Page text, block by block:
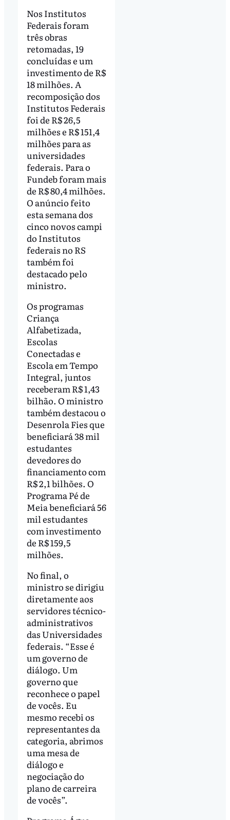
Nos Institutos
Federais foram
três obras
retomadas, 19
concluídas e um
investimento de R$
18 milhões. A
recomposição dos
Institutos Federais
foi de R$ 26,5
milhões e R$ 151,4
milhões para as
universidades
federais. Para o
Fundeb foram mais
de R$ 80,4 milhões.
O anúncio feito
esta semana dos
cinco novos campi
do Institutos
federais no RS
também foi
destacado pelo
ministro.
Os programas
Criança
Alfabetizada,
Escolas
Conectadas e
Escola em Tempo
Integral, juntos
receberam R$ 1,43
bilhão. O ministro
também destacou o
Desenrola Fies que
beneficiará 38 mil
estudantes
devedores do
financiamento com
R$ 2,1 bilhões. O
Programa Pé de
Meia beneficiará 56
mil estudantes
com investimento
de R$ 159,5
milhões.
No final, o
ministro se dirigiu
diretamente aos
servidores técnico-
administrativos
das Universidades
federais. “Esse é
um governo de
diálogo. Um
governo que
reconhece o papel
de vocês. Eu
mesmo recebi os
representantes da
categoria, abrimos
uma mesa de
diálogo e
negociação do
plano de carreira
de vocês”.